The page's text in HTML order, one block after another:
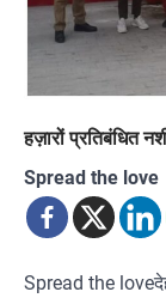
हज़ारों प्रतिबंधित
Spread the love
Spread the